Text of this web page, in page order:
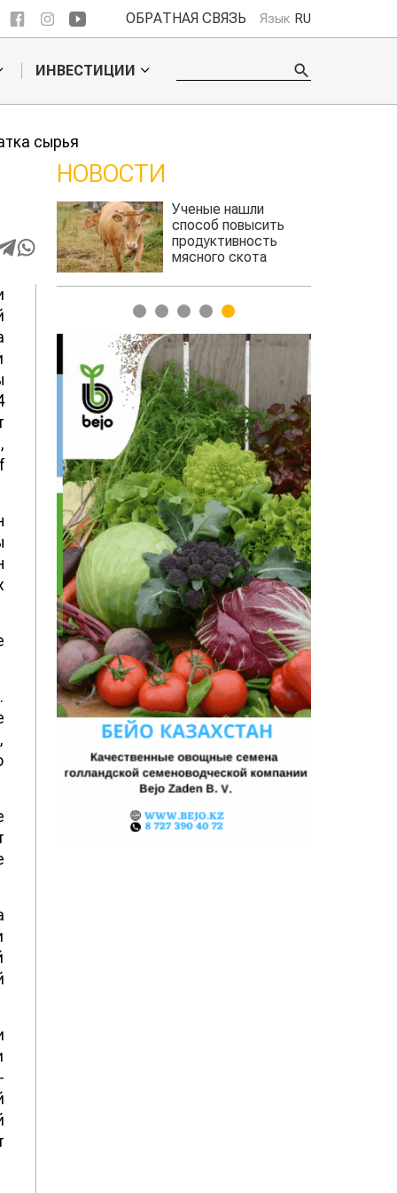
ОБРАТНАЯ СВЯЗЬ Язык RU
ИНВЕСТИЦИИ
сырья
НОВОСТИ
Ученые нашли
способ повысить
продуктивность
мясного скота
поднять цены на
1 2 3 4 5